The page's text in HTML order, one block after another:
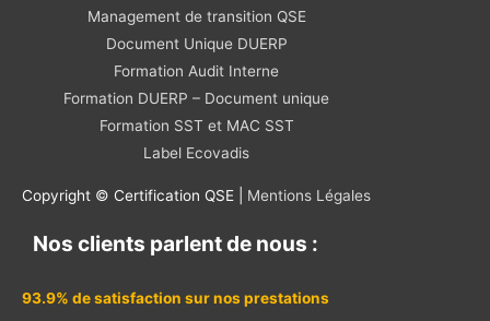
Management de transition QSE
Document Unique DUERP
Formation Audit Interne
Formation DUERP – Document unique
Formation SST et MAC SST
Label Ecovadis
Copyright © Certification QSE | Mentions Légales
Nos clients parlent de nous :
93.9% de satisfaction sur nos prestations